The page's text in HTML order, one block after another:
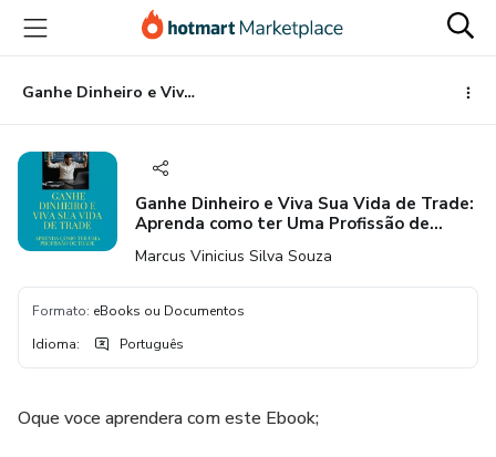
para
conteúdo
principal
para
pagamento
para
rodapé
Ganhe Dinheiro e Viva Sua Vida de Trade: Aprenda como ter Uma Profissão de Trade.
Ganhe Dinheiro e Viva Sua Vida de Trade:
Aprenda como ter Uma Profissão de
Marcus Vinicius Silva Souza
Formato: eBooks ou Documentos
Idioma: Português
Oque voce aprendera com este Ebook;